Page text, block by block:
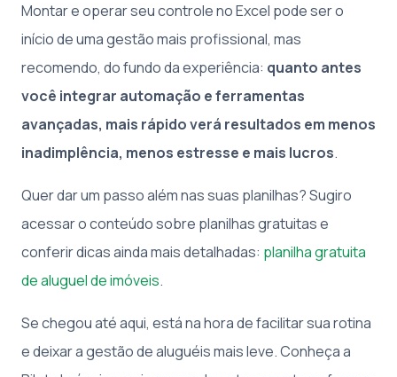
Montar e operar seu controle no Excel pode ser o
início de uma gestão mais profissional, mas
recomendo, do fundo da experiência: quanto antes
você integrar automação e ferramentas
avançadas, mais rápido verá resultados em menos
inadimplência, menos estresse e mais lucros.
Quer dar um passo além nas suas planilhas? Sugiro
acessar o conteúdo sobre planilhas gratuitas e
conferir dicas ainda mais detalhadas: planilha gratuita
de aluguel de imóveis.
Se chegou até aqui, está na hora de facilitar sua rotina
e deixar a gestão de aluguéis mais leve. Conheça a